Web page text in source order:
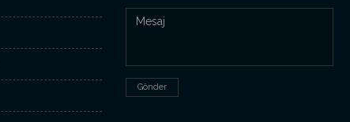
Gönder